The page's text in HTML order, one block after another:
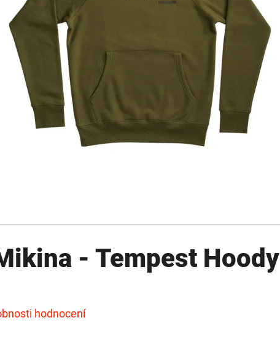
- Tempest Hoody
hodnocení
FOX CARP SUB FLOAT